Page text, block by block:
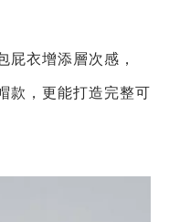
屁衣增添層次感，
款，更能打造完整可